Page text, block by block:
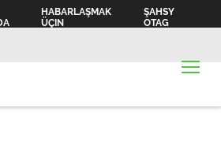
HABARLAŞMAK
ÜÇIN
ŞAHSY
OTAG